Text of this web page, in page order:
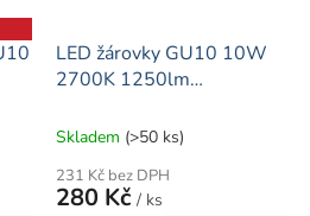
LED žárovky GU10 10W
2700K 1250lm
Skladem (>50 ks)
231 Kč bez DPH
280 Kč / ks